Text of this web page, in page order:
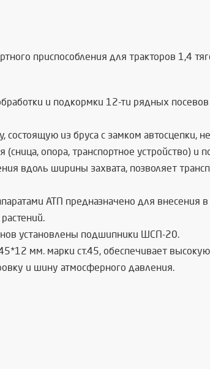
приспособления для тракторов 1,4
и подкормки 12-ти рядных
из бруса с замком автосцепки,
(сница, опора, транспортное устройство) и
вдоль ширины захвата, позволяет
АТП предназначено для внесения
установлены подшипники ШСП-20.
мм. марки ст.45, обеспечивает
и шину атмосферного давления.